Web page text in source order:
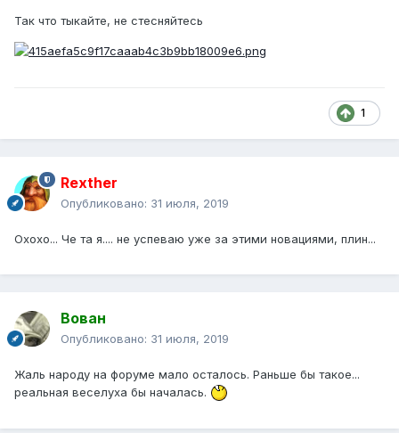
Так что тыкайте, не стесняйтесь
1
Rexther
Опубликовано: 31 июля, 2019
Охохо... Че та я.... не успеваю уже за этими новациями, плин...
Вован
Опубликовано: 31 июля, 2019
Жаль народу на форуме мало осталось. Раньше бы такое...
реальная веселуха бы началась.